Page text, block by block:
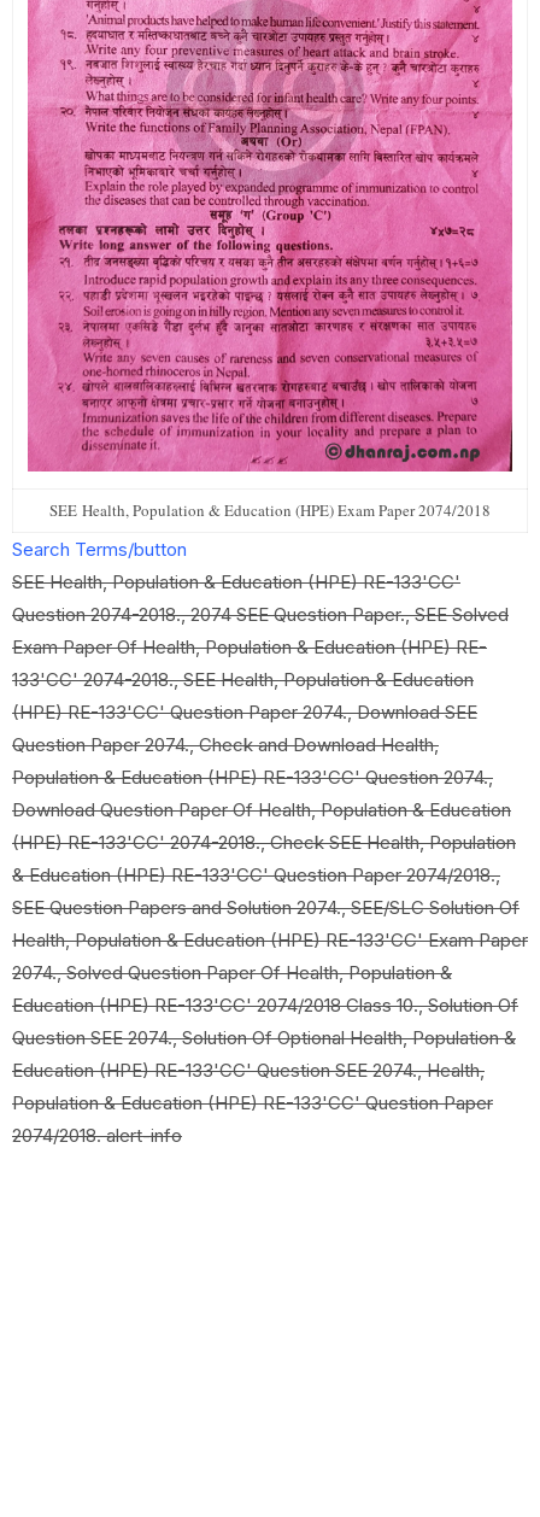
SEE Health, Population & Education (HPE) Exam Paper 2074/2018
Search Terms/button
SEE Health, Population & Education (HPE) RE-133'CC'
Question 2074-2018., 2074 SEE Question Paper., SEE Solved
Exam Paper Of Health, Population & Education (HPE) RE-
133'CC' 2074-2018., SEE Health, Population & Education
(HPE) RE-133'CC' Question Paper 2074., Download SEE
Question Paper 2074., Check and Download Health,
Population & Education (HPE) RE-133'CC' Question 2074.,
Download Question Paper Of Health, Population & Education
(HPE) RE-133'CC' 2074-2018., Check SEE Health, Population
& Education (HPE) RE-133'CC' Question Paper 2074/2018.,
SEE Question Papers and Solution 2074., SEE/SLC Solution Of
Health, Population & Education (HPE) RE-133'CC' Exam Paper
2074., Solved Question Paper Of Health, Population &
Education (HPE) RE-133'CC' 2074/2018 Class 10., Solution Of
Question SEE 2074., Solution Of Optional Health, Population &
Education (HPE) RE-133'CC' Question SEE 2074., Health,
Population & Education (HPE) RE-133'CC' Question Paper
2074/2018. alert-info